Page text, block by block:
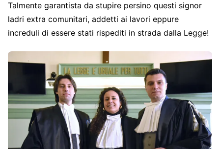
Talmente garantista da stupire persino questi signor
ladri extra comunitari, addetti ai lavori eppure
increduli di essere stati rispediti in strada dalla Legge!